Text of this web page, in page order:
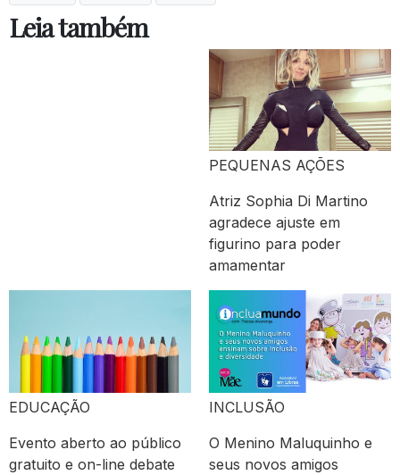
Leia também
PEQUENAS AÇÕES
Atriz Sophia Di Martino
agradece ajuste em
figurino para poder
amamentar
EDUCAÇÃO
Evento aberto ao público
gratuito e on-line debate
INCLUSÃO
O Menino Maluquinho e
seus novos amigos